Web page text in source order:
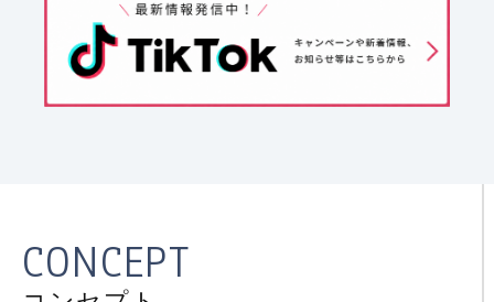
CONCEPT